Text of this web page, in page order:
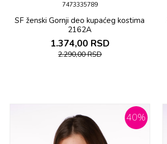
7473335789
SF ženski Gornji deo kupaćeg kostima
2162A
1.374,00 RSD
2.290,00RSD
40%